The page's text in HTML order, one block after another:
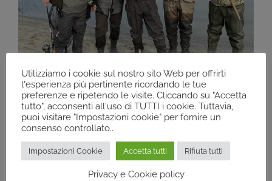
Utilizziamo i cookie sul nostro sito Web per offrirti
l'esperienza più pertinente ricordando le tue
preferenze e ripetendo le visite. Cliccando su "Accetta
tutto", acconsenti all'uso di TUTTI i cookie. Tuttavia,
puoi visitare "Impostazioni cookie" per fornire un
consenso controllato..
Impostazioni Cookie Accetta tutti Rifiuta tutti
Privacy e Cookie policy